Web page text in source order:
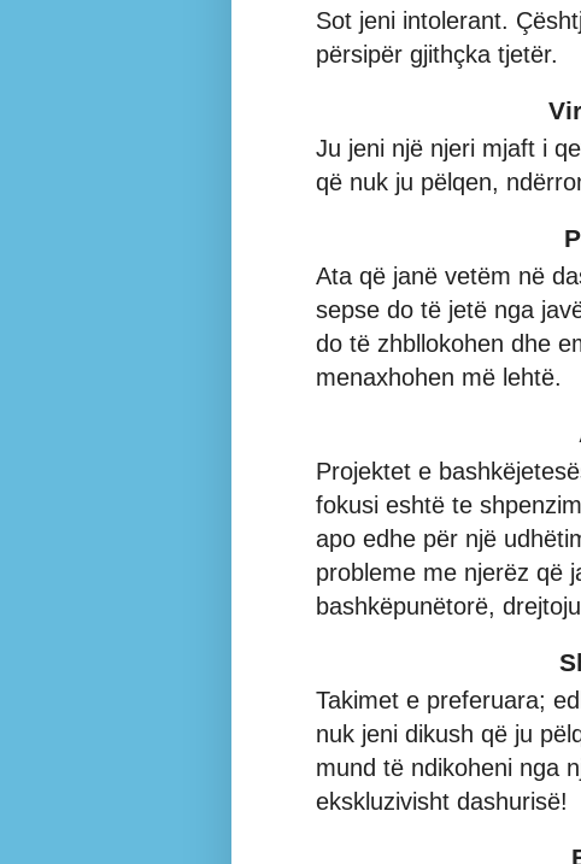
Sot jeni intolerant.
përsipër gjithçka tjetër.
Ju jeni një njeri mjaft i
që nuk ju pëlqen,
Ata që janë vetëm në
sepse do të jetë nga
do të zhbllokohen dhe
menaxhohen më lehtë.
Projektet e
fokusi eshtë te
apo edhe për një
probleme me njerëz që
bashkëpunëtorë,
Takimet e preferuara;
nuk jeni dikush që ju
mund të ndikoheni nga
ekskluzivisht dashurisë!